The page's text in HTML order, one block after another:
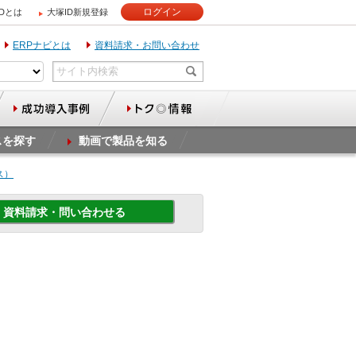
とは 大塚ID新規登録 ログイン
ERPナビとは 資料請求・お問い合わせ
探す 動画で製品を知る
資料請求・問い合わせる